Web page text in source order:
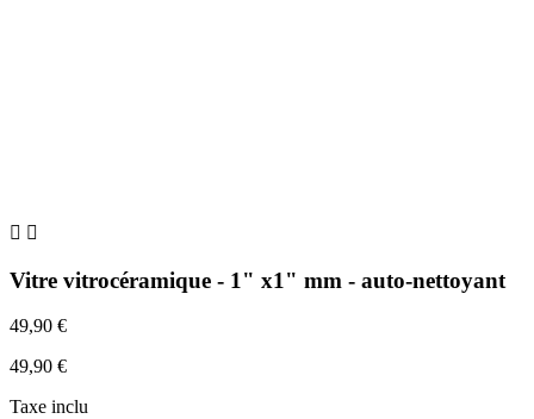
 
Vitre vitrocéramique - 1" x1" mm - auto-nettoyant
49,90 €
49,90 €
Taxe inclu